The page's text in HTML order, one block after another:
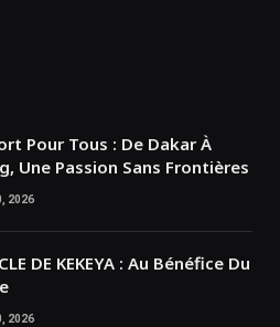
Pour Tous : De Dakar À
Une Passion Sans Frontières
2026
DE KEKEYA : Au Bénéfice Du
2026